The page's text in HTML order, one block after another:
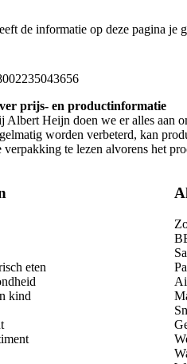
de informatie op deze pagina je
prijs- en productinformatie
Albert Heijn doen we er alles aan
worden verbeterd, kan
verpakking te lezen alvorens het
eten
kind